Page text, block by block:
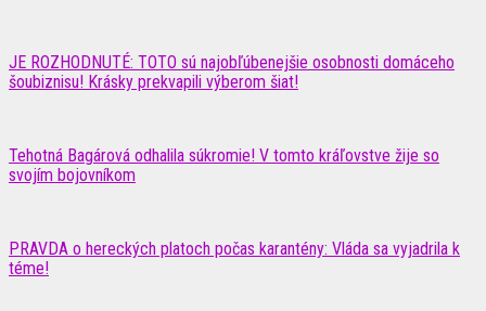
JE ROZHODNUTÉ: TOTO sú najobľúbenejšie osobnosti domáceho
šoubiznisu! Krásky prekvapili výberom šiat!
Tehotná Bagárová odhalila súkromie! V tomto kráľovstve žije so
svojím bojovníkom
PRAVDA o hereckých platoch počas karantény: Vláda sa vyjadrila k
téme!